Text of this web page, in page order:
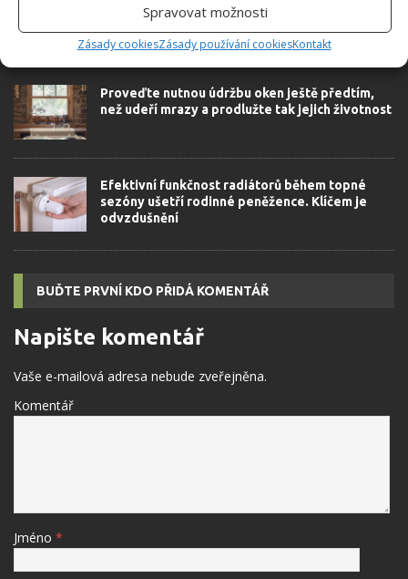
Spravovat možnosti
Zásady cookiesZásady používání cookiesKontakt
vše, co potřebuje
Proveďte nutnou údržbu oken ještě předtím,
než udeří mrazy a prodlužte tak jejich životnost
Efektivní funkčnost radiátorů během topné
sezóny ušetří rodinné peněžence. Klíčem je
odvzdušnění
BUĎTE PRVNÍ KDO PŘIDÁ KOMENTÁŘ
Napište komentář
Vaše e-mailová adresa nebude zveřejněna.
Komentář
Jméno *